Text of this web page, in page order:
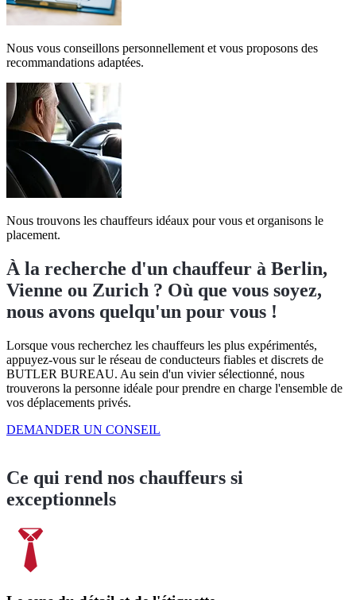
Nous vous conseillons personnellement et vous proposons des
recommandations adaptées.
Nous trouvons les chauffeurs idéaux pour vous et organisons le
placement.
À la recherche d'un chauffeur à Berlin,
Vienne ou Zurich ? Où que vous soyez,
nous avons quelqu'un pour vous !
Lorsque vous recherchez les chauffeurs les plus expérimentés,
appuyez-vous sur le réseau de conducteurs fiables et discrets de
BUTLER BUREAU. Au sein d'un vivier sélectionné, nous
trouverons la personne idéale pour prendre en charge l'ensemble de
vos déplacements privés.
DEMANDER UN CONSEIL
Ce qui rend nos chauffeurs si
exceptionnels